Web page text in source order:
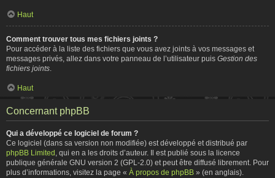
Haut
Comment trouver tous mes fichiers joints ?
Pour accéder à la liste des fichiers que vous avez joints à vos messages et
messages privés, allez dans votre panneau de l’utilisateur puis Gestion des
fichiers joints
Haut
Concernant phpBB
Qui a développé ce logiciel de forum ?
Ce logiciel (dans sa version non modifiée) est développé et distribué par
phpBB Limited , qui en a les droits d’auteur. Il est publié sous la licence
publique générale GNU version 2 (GPL-2.0) et peut être diffusé librement. Pour
plus d’informations, visitez la page « À propos de phpBB » (en anglais).